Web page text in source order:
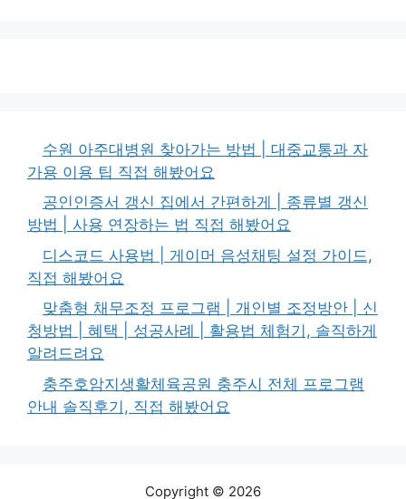
수원 아주대병원 찾아가는 방법 | 대중교통과 자
가용 이용 팁 직접 해봤어요
공인인증서 갱신 집에서 간편하게 | 종류별 갱신
방법 | 사용 연장하는 법 직접 해봤어요
디스코드 사용법 | 게이머 음성채팅 설정 가이드,
직접 해봤어요
맞춤형 채무조정 프로그램 | 개인별 조정방안 | 신
청방법 | 혜택 | 성공사례 | 활용법 체험기, 솔직하게
알려드려요
충주호암지생활체육공원 충주시 전체 프로그램
안내 솔직후기, 직접 해봤어요
Copyright © 2026